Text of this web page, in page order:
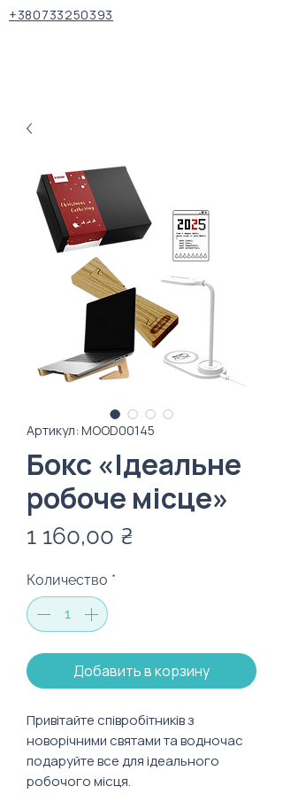
+380733250393
Артикул: MOOD00145
Бокс «Ідеальне
робоче місце»
1 160,00 ₴
Количество *
Добавить в корзину
Привітайте співробітників з
новорічними святами та водночас
подаруйте все для ідеального
робочого місця.